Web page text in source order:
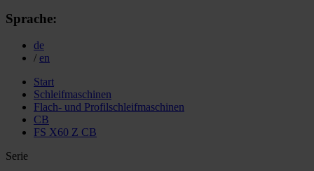
Sprache:
de
/ en
Start
Schleifmaschinen
Flach- und Profilschleifmaschinen
CB
FS X60 Z CB
Serie